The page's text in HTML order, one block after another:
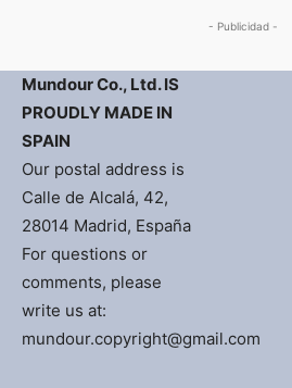
- Publicidad -
Mundour Co., Ltd. IS
PROUDLY MADE IN
SPAIN
Our postal address is
Calle de Alcalá, 42,
28014 Madrid, España
For questions or
comments, please
write us at:
mundour.copyright@gmail.com